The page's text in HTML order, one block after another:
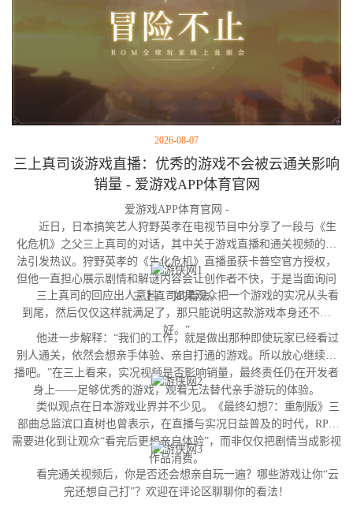
2026-08-07
三上真司谈游戏直播：优秀的游戏不会被云通关影响
销量 - 爱游戏APP体育官网
爱游戏APP体育官网 -
近日，日本搞笑艺人狩野英孝在电视节目中分享了一段与《生
化危机》之父三上真司的对话，其中关于游戏直播和通关视频的看
法引发热议。狩野英孝的《生化危机》直播虽获卡普空官方授权，
但他一直担心展示剧情和解谜内容会让创作者不快，于是当面询问
三上真司的看法。
三上真司的回应出人意料：“如果观众把一个游戏的实况从头看
到尾，然后仅仅这样就满足了，那只能说明这款游戏本身还不够
好。”
他进一步解释：“我们的工作，就是做出那种即使玩家已经看过
别人通关，依然会想亲手体验、亲自打通的游戏。所以放心继续直
播吧。”在三上看来，实况视频是否影响销量，最终责任仍在开发者
身上——足够优秀的游戏，观看无法替代亲手游玩的体验。
类似观点在日本游戏业界并不少见。《最终幻想7：重制版》三
部曲总监滨口直树也曾表示，在直播与实况日益普及的时代，RPG
需要进化到让观众“看完后更想亲自体验”，而非仅仅把剧情当成影视
作品消费。
看完通关视频后，你是否还会想亲自玩一遍？哪些游戏让你“云
完还想自己打”？欢迎在评论区聊聊你的看法！